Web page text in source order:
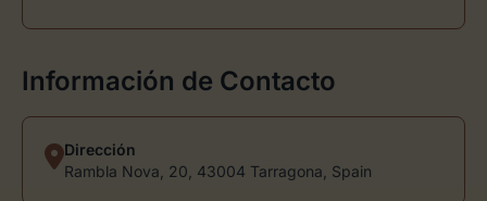
Información de Contacto
Dirección
Rambla Nova, 20, 43004 Tarragona, Spain